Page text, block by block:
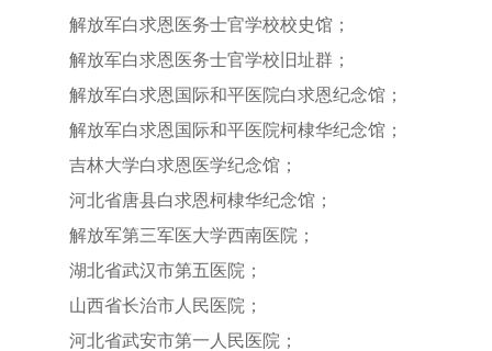
解放军白求恩医务士官学校校史馆；
解放军白求恩医务士官学校旧址群；
解放军白求恩国际和平医院白求恩纪念馆；
解放军白求恩国际和平医院柯棣华纪念馆；
吉林大学白求恩医学纪念馆；
河北省唐县白求恩柯棣华纪念馆；
解放军第三军医大学西南医院；
湖北省武汉市第五医院；
山西省长治市人民医院；
河北省武安市第一人民医院；